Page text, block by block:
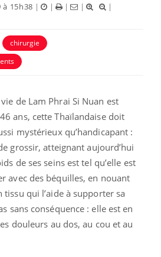
à 15h38 | | | |
|
chirurgie
de Lam Phrai Si Nuan est
ans, cette Thaïlandaise doit
mystérieux qu’handicapant :
grossir, atteignant aujourd’hui
de ses seins est tel qu’elle est
avec des béquilles, en nouant
qui l’aide à supporter sa
sans conséquence : elle est en
douleurs au dos, au cou et au